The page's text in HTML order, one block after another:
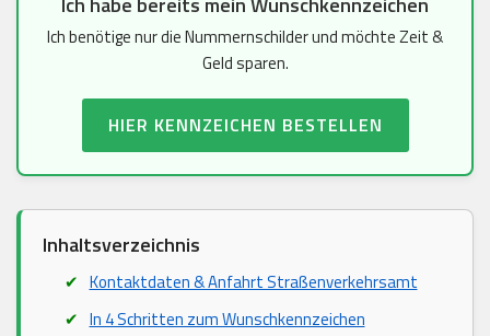
Ich benötige nur die Nummernschilder und möchte Zeit &
Geld sparen.
HIER KENNZEICHEN BESTELLEN
Inhaltsverzeichnis
Kontaktdaten & Anfahrt Straßenverkehrsamt
In 4 Schritten zum Wunschkennzeichen